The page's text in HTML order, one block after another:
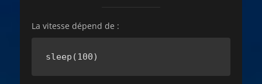
La vitesse dépend de :
sleep(100)